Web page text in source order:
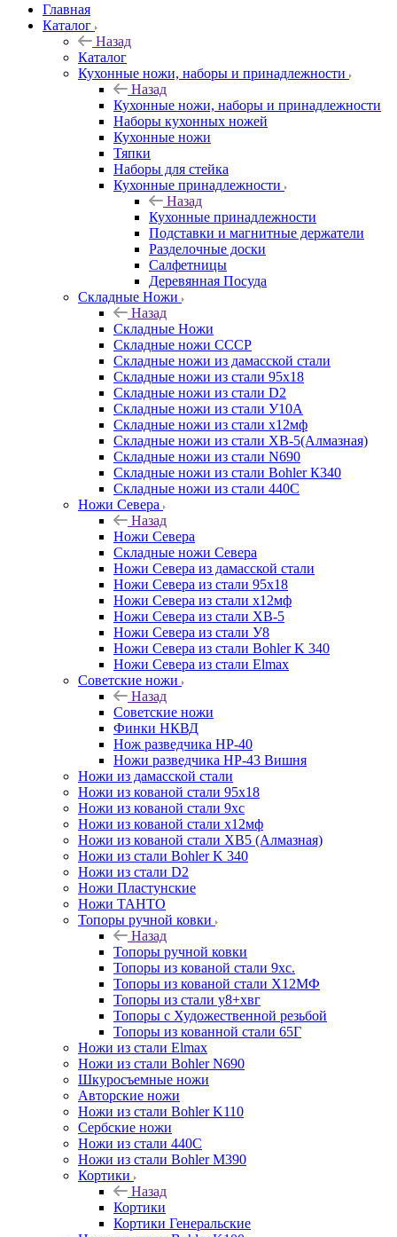
Главная
Каталог
Назад
Каталог
Кухонные ножи, наборы и принадлежности
Назад
Кухонные ножи, наборы и принадлежности
Наборы кухонных ножей
Кухонные ножи
Тяпки
Наборы для стейка
Кухонные принадлежности
Назад
Кухонные принадлежности
Подставки и магнитные держатели
Разделочные доски
Салфетницы
Деревянная Посуда
Складные Ножи
Назад
Складные Ножи
Cкладные ножи СССР
Складные ножи из дамасской стали
Складные ножи из стали 95х18
Складные ножи из стали D2
Складные ножи из стали У10А
Складные ножи из стали х12мф
Складные ножи из стали ХВ-5(Алмазная)
Складные ножи из стали N690
Складные ножи из стали Bohler К340
Складные ножи из стали 440С
Ножи Севера
Назад
Ножи Севера
Складные ножи Севера
Ножи Севера из дамасской стали
Ножи Севера из стали 95х18
Ножи Севера из стали х12мф
Ножи Севера из стали ХВ-5
Ножи Севера из стали У8
Ножи Севера из стали Bohler K 340
Ножи Севера из стали Elmax
Советские ножи
Назад
Советские ножи
Финки НКВД
Нож разведчика НР-40
Ножи разведчика НР-43 Вишня
Ножи из дамасской стали
Ножи из кованой стали 95х18
Ножи из кованой стали 9хс
Ножи из кованой стали х12мф
Ножи из кованой стали ХВ5 (Алмазная)
Ножи из стали Bohler K 340
Ножи из стали D2
Ножи Пластунские
Ножи ТАНТО
Топоры ручной ковки
Назад
Топоры ручной ковки
Топоры из кованой стали 9хс.
Топоры из кованой стали Х12МФ
Топоры из стали у8+хвг
Топоры с Художественной резьбой
Топоры из кованной стали 65Г
Ножи из стали Elmax
Ножи из стали Bohler N690
Шкуросъемные ножи
Авторские ножи
Ножи из стали Bohler K110
Сербские ножи
Ножи из стали 440С
Ножи из стали Bohler M390
Кортики
Назад
Кортики
Кортики Генеральские